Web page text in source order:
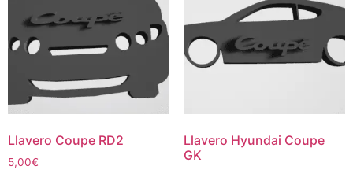
Llavero Coupe RD2
5,00€
Llavero Hyundai Coupe
GK